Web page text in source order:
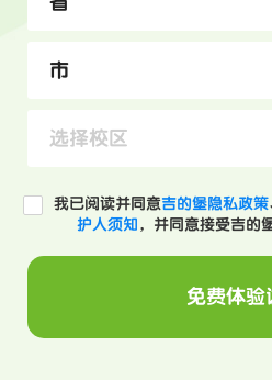
我已阅读并同意吉的堡隐私政策
护人须知 ，并同意接受吉的
免费体验